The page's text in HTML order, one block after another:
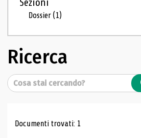
Sezioni
Dossier(1)
Ricerca
Cerca
Risultati di ricerca
Documenti trovati: 1